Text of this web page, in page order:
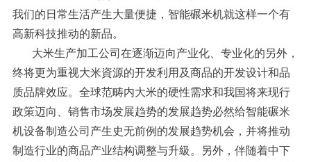
我们的日常生活产生大量便捷，智能碾米机就这样一个有
高新科技推动的新品。
大米生产加工公司在逐渐迈向产业化、专业化的另外，
终将更为重视大米資源的开发利用及商品的开发设计和品
质品牌效应。全球范畴内大米的硬性需求和我国将来现行
政策迈向、销售市场发展趋势的发展趋势必然给智能碾米
机设备制造公司产生史无前例的发展趋势机会，并将推动
制造行业的商品产业结构调整与升級。另外，伴随着中下